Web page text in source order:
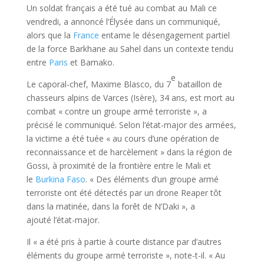
Un soldat français a été tué au combat au Mali ce
vendredi, a annoncé l’Élysée dans un communiqué,
alors que la France entame le désengagement partiel
de la force Barkhane au Sahel dans un contexte tendu
entre Paris et Bamako.
Le caporal-chef, Maxime Blasco, du 7
e
bataillon de
chasseurs alpins de Varces (Isère), 34 ans, est mort au
combat « contre un groupe armé terroriste », a
précisé le communiqué. Selon l’état-major des armées,
la victime a été tuée « au cours d’une opération de
reconnaissance et de harcèlement » dans la région de
Gossi, à proximité de la frontière entre le Mali et
le Burkina Faso. « Des éléments d’un groupe armé
terroriste ont été détectés par un drone Reaper tôt
dans la matinée, dans la forêt de N’Daki », a
ajouté l’état-major.
Il « a été pris à partie à courte distance par d’autres
éléments du groupe armé terroriste », note-t-il. « Au